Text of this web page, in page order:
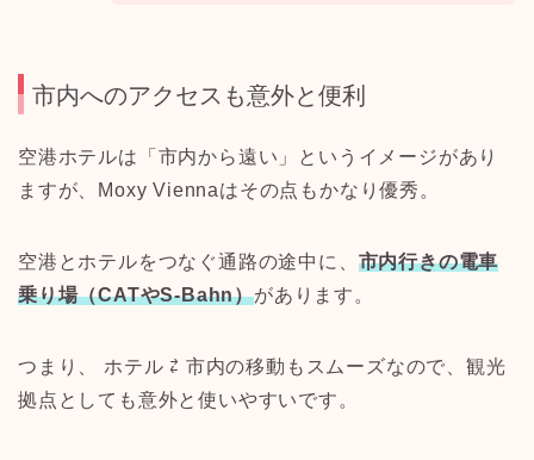
市内へのアクセスも意外と便利
空港ホテルは「市内から遠い」というイメージがあり
ますが、Moxy Viennaはその点もかなり優秀。
空港とホテルをつなぐ通路の途中に、 市内行きの電車
乗り場（CATやS-Bahn）があります。
つまり、 ホテル ⇄ 市内の移動もスムーズなので、観光
拠点としても意外と使いやすいです。